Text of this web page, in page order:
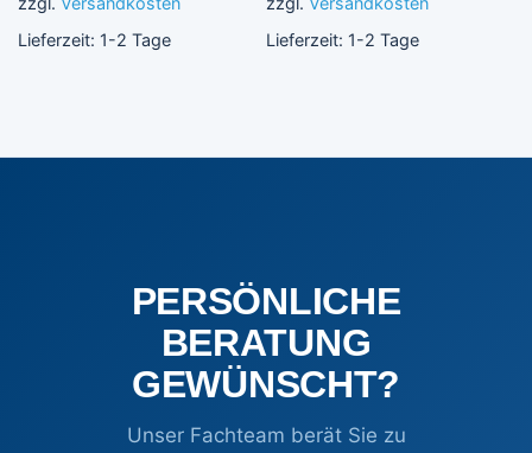
mehrere
Varianten
auf
Lieferzeit: 1-2 Tage
mehrere
Varianten
auf
Lieferzeit: 1-2 Tage
PERSÖNLICHE
BERATUNG
GEWÜNSCHT?
Unser Fachteam berät Sie zu